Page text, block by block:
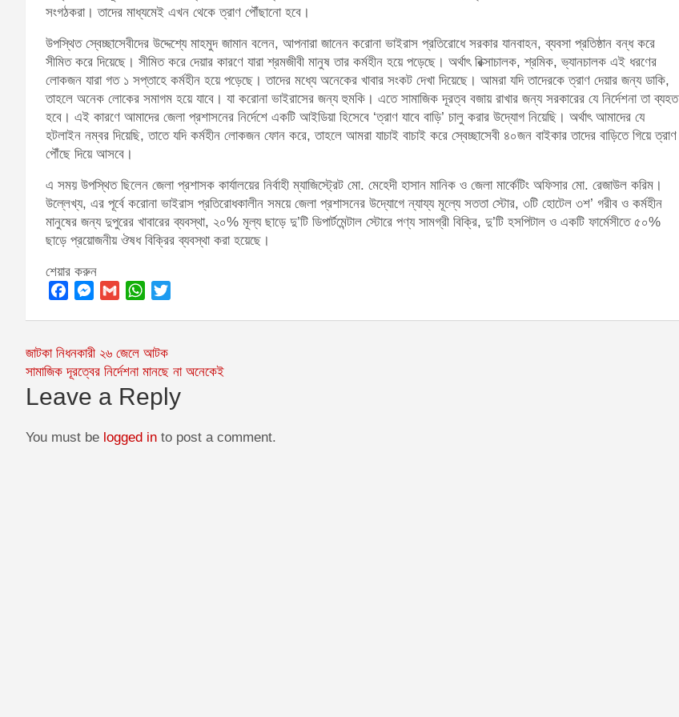
সংগঠকরা। তাদের মাধ্যমেই এখন থেকে ত্রাণ পৌঁছানো হবে।
উপস্থিত স্বেচ্ছাসেবীদের উদ্দেশ্যে মাহমুদ জামান বলেন, আপনারা জানেন করোনা ভাইরাস প্রতিরোধে সরকার যানবাহন, ব্যবসা প্রতিষ্ঠান বন্ধ করে
সীমিত করে দিয়েছে। সীমিত করে দেয়ার কারণে যারা শ্রমজীবী মানুষ তার কর্মহীন হয়ে পড়েছে। অর্থাৎ রিক্সাচালক, শ্রমিক, ভ্যানচালক এই ধরণের
লোকজন যারা গত ১ সপ্তাহে কর্মহীন হয়ে পড়েছে। তাদের মধ্যে অনেকের খাবার সংকট দেখা দিয়েছে। আমরা যদি তাদেরকে ত্রাণ দেয়ার জন্য ডাকি,
তাহলে অনেক লোকের সমাগম হয়ে যাবে। যা করোনা ভাইরাসের জন্য হুমকি। এতে সামাজিক দূরত্ব বজায় রাখার জন্য সরকারের যে নির্দেশনা তা ব্যহত
হবে। এই কারণে আমাদের জেলা প্রশাসনের নির্দেশে একটি আইডিয়া হিসেবে ‘ত্রাণ যাবে বাড়ি’ চালু করার উদ্যোগ নিয়েছি। অর্থাৎ আমাদের যে
হটলাইন নম্বর দিয়েছি, তাতে যদি কর্মহীন লোকজন ফোন করে, তাহলে আমরা যাচাই বাচাই করে স্বেচ্ছাসেবী ৪০জন বাইকার তাদের বাড়িতে গিয়ে ত্রাণ
পৌঁছে দিয়ে আসবে।
এ সময় উপস্থিত ছিলেন জেলা প্রশাসক কার্যালয়ের নির্বাহী ম্যাজিস্ট্রেট মো. মেহেদী হাসান মানিক ও জেলা মার্কেটিং অফিসার মো. রেজাউল করিম।
উল্লেখ্য, এর পূর্বে করোনা ভাইরাস প্রতিরোধকালীন সময়ে জেলা প্রশাসনের উদ্যোগে ন্যায্য মূল্যে সততা স্টোর, ৩টি হোটেল ৩শ’ গরীব ও কর্মহীন
মানুষের জন্য দুপুরের খাবারের ব্যবস্থা, ২০% মূল্য ছাড়ে দু’টি ডিপার্টমেন্টাল স্টোরে পণ্য সামগ্রী বিক্রি, দু’টি হসপিটাল ও একটি ফার্মেসীতে ৫০%
ছাড়ে প্রয়োজনীয় ঔষধ বিক্রির ব্যবস্থা করা হয়েছে।
শেয়ার করুন
c
e
o
k
s
s
n
e
a
a
t
s
A
p
i
t
e
Post
navigation
জাটকা নিধনকারী ২৬ জেলে আটক
সামাজিক দূরত্বের নির্দেশনা মানছে না অনেকেই
Leave a Reply
You must be logged in to post a comment.